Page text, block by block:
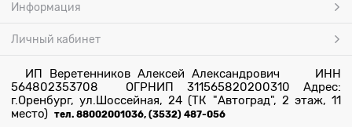
Информация
Личный кабинет
ИП Веретенников Алексей Александрович ИНН
564802353708 ОГРНИП 311565820200310 Адрес:
г.Оренбург, ул.Шоссейная, 24 (ТК "Автоград", 2 этаж, 11
место) тел. 88002001036, (3532) 487-056